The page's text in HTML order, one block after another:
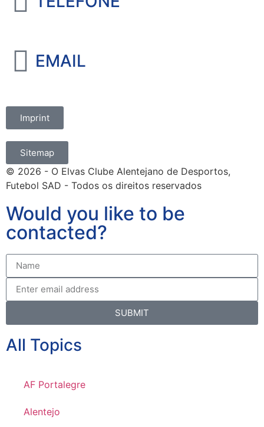
EMAIL
Imprint
Sitemap
© 2026 - O Elvas Clube Alentejano de Desportos,
Futebol SAD - Todos os direitos reservados
Would you like to be
contacted?
SUBMIT
All Topics
AF Portalegre
Alentejo